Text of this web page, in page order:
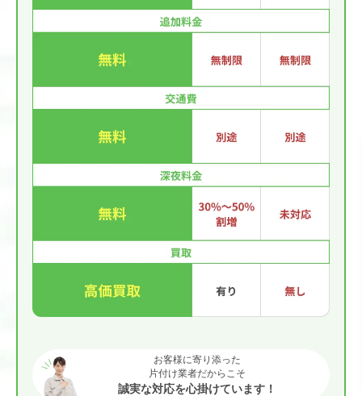
お客様に寄り添った
片付け業者だからこそ
誠実な対応を心掛けています！